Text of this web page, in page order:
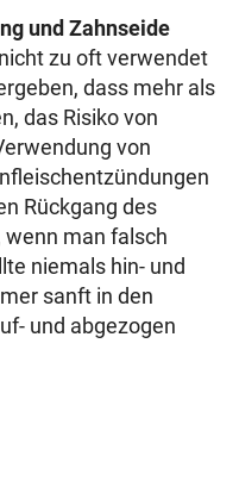
und Zahnseide
zu oft verwendet
dass mehr als
das Risiko von
von
Rückgang des
man falsch
niemals hin- und
sanft in den
und abgezogen